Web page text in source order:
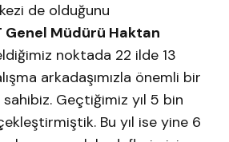
de olduğunu
Genel Müdürü Haktan
noktada 22 ilde 13
arkadaşımızla önemli bir
Geçtiğimiz yıl 5 bin
Bu yıl ise yine 6